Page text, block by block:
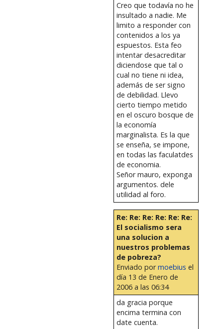
Creo que todavía no he
insultado a nadie. Me
limito a responder con
contenidos a los ya
espuestos. Esta feo
intentar desacreditar
diciendose que tal o
cual no tiene ni idea,
además de ser signo
de debilidad. Llevo
cierto tiempo metido
en el oscuro bosque de
la economía
marginalista. Es la que
se enseña, se impone,
en todas las faculatdes
de economia.
Señor mauro, exponga
argumentos. dele
utilidad al foro.
Re: Re: Re: Re: Re: Re:
El socialismo sera
una solucion a
nuestros problemas
de pobreza?
Enviado pormoebius el
día 13 de Enero de
2006 a las 06:34
da gracia porque
encima termina con
date cuenta.